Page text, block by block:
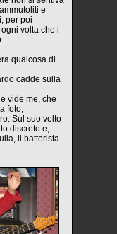
e
per poi
volta che i
qualcosa di
cadde sulla
vide me, che
foto,
Sul suo volto
discreto e,
il batterista